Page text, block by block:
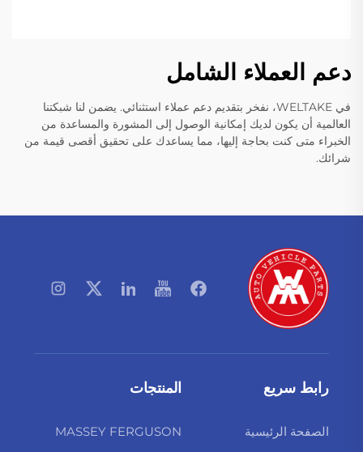
دعم العملاء الشامل
في WELTAKE، نفخر بتقديم دعم عملاء استثنائي. يضمن لنا شبكتنا
العالمية أن يكون لديك إمكانية الوصول إلى المشورة والمساعدة من
الخبراء متى كنت بحاجة إليها، مما يساعدك على تحقيق أقصى قيمة من
شرائك.
رابط سريع
الصفحة الرئيسية
المنتجات
MASSEY FERGUSON